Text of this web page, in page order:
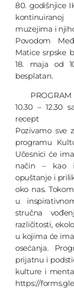
80. godišnjice
kontinuiranoj
muzejima i
Povodom
Matice srpske
18. maja od
besplatan.
PROGRAM
10.30 – 12.30
recept
Pozivamo sve
programu
Učesnici će
način – kao
opuštanje i
oko nas.
u
stručna
različitosti,
u kojima će
osećanja.
prijatnu i
kulture i
https://